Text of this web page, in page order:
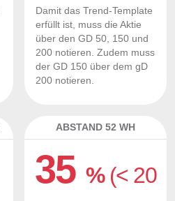
Damit das Trend-Template
erfüllt ist, muss die Aktie
über den GD 50, 150 und
200 notieren. Zudem muss
der GD 150 über dem gD
200 notieren.
ABSTAND 52 WH
35% (< 20